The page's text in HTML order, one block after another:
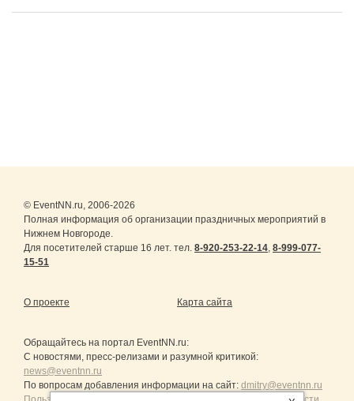
© EventNN.ru, 2006-2026
Полная информация об организации праздничных мероприятий в
Нижнем Новгороде.
Для посетителей старше 16 лет. тел. 8-920-253-22-14 8-999-077-
15-51
О проекте Карта сайта
Обращайтесь на портал EventNN.ru:
С новостями, пресс-релизами и разумной критикой:
news@eventnn.ru
По вопросам добавления информации на сайт: dmitry@eventnn.ru